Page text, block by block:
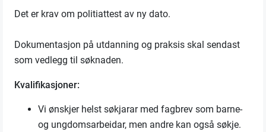
Det er krav om politiattest av ny dato.
Dokumentasjon på utdanning og praksis skal sendast
som vedlegg til søknaden.
Kvalifikasjoner:
Vi ønskjer helst søkjarar med fagbrev som barne-
og ungdomsarbeidar, men andre kan også søkje.